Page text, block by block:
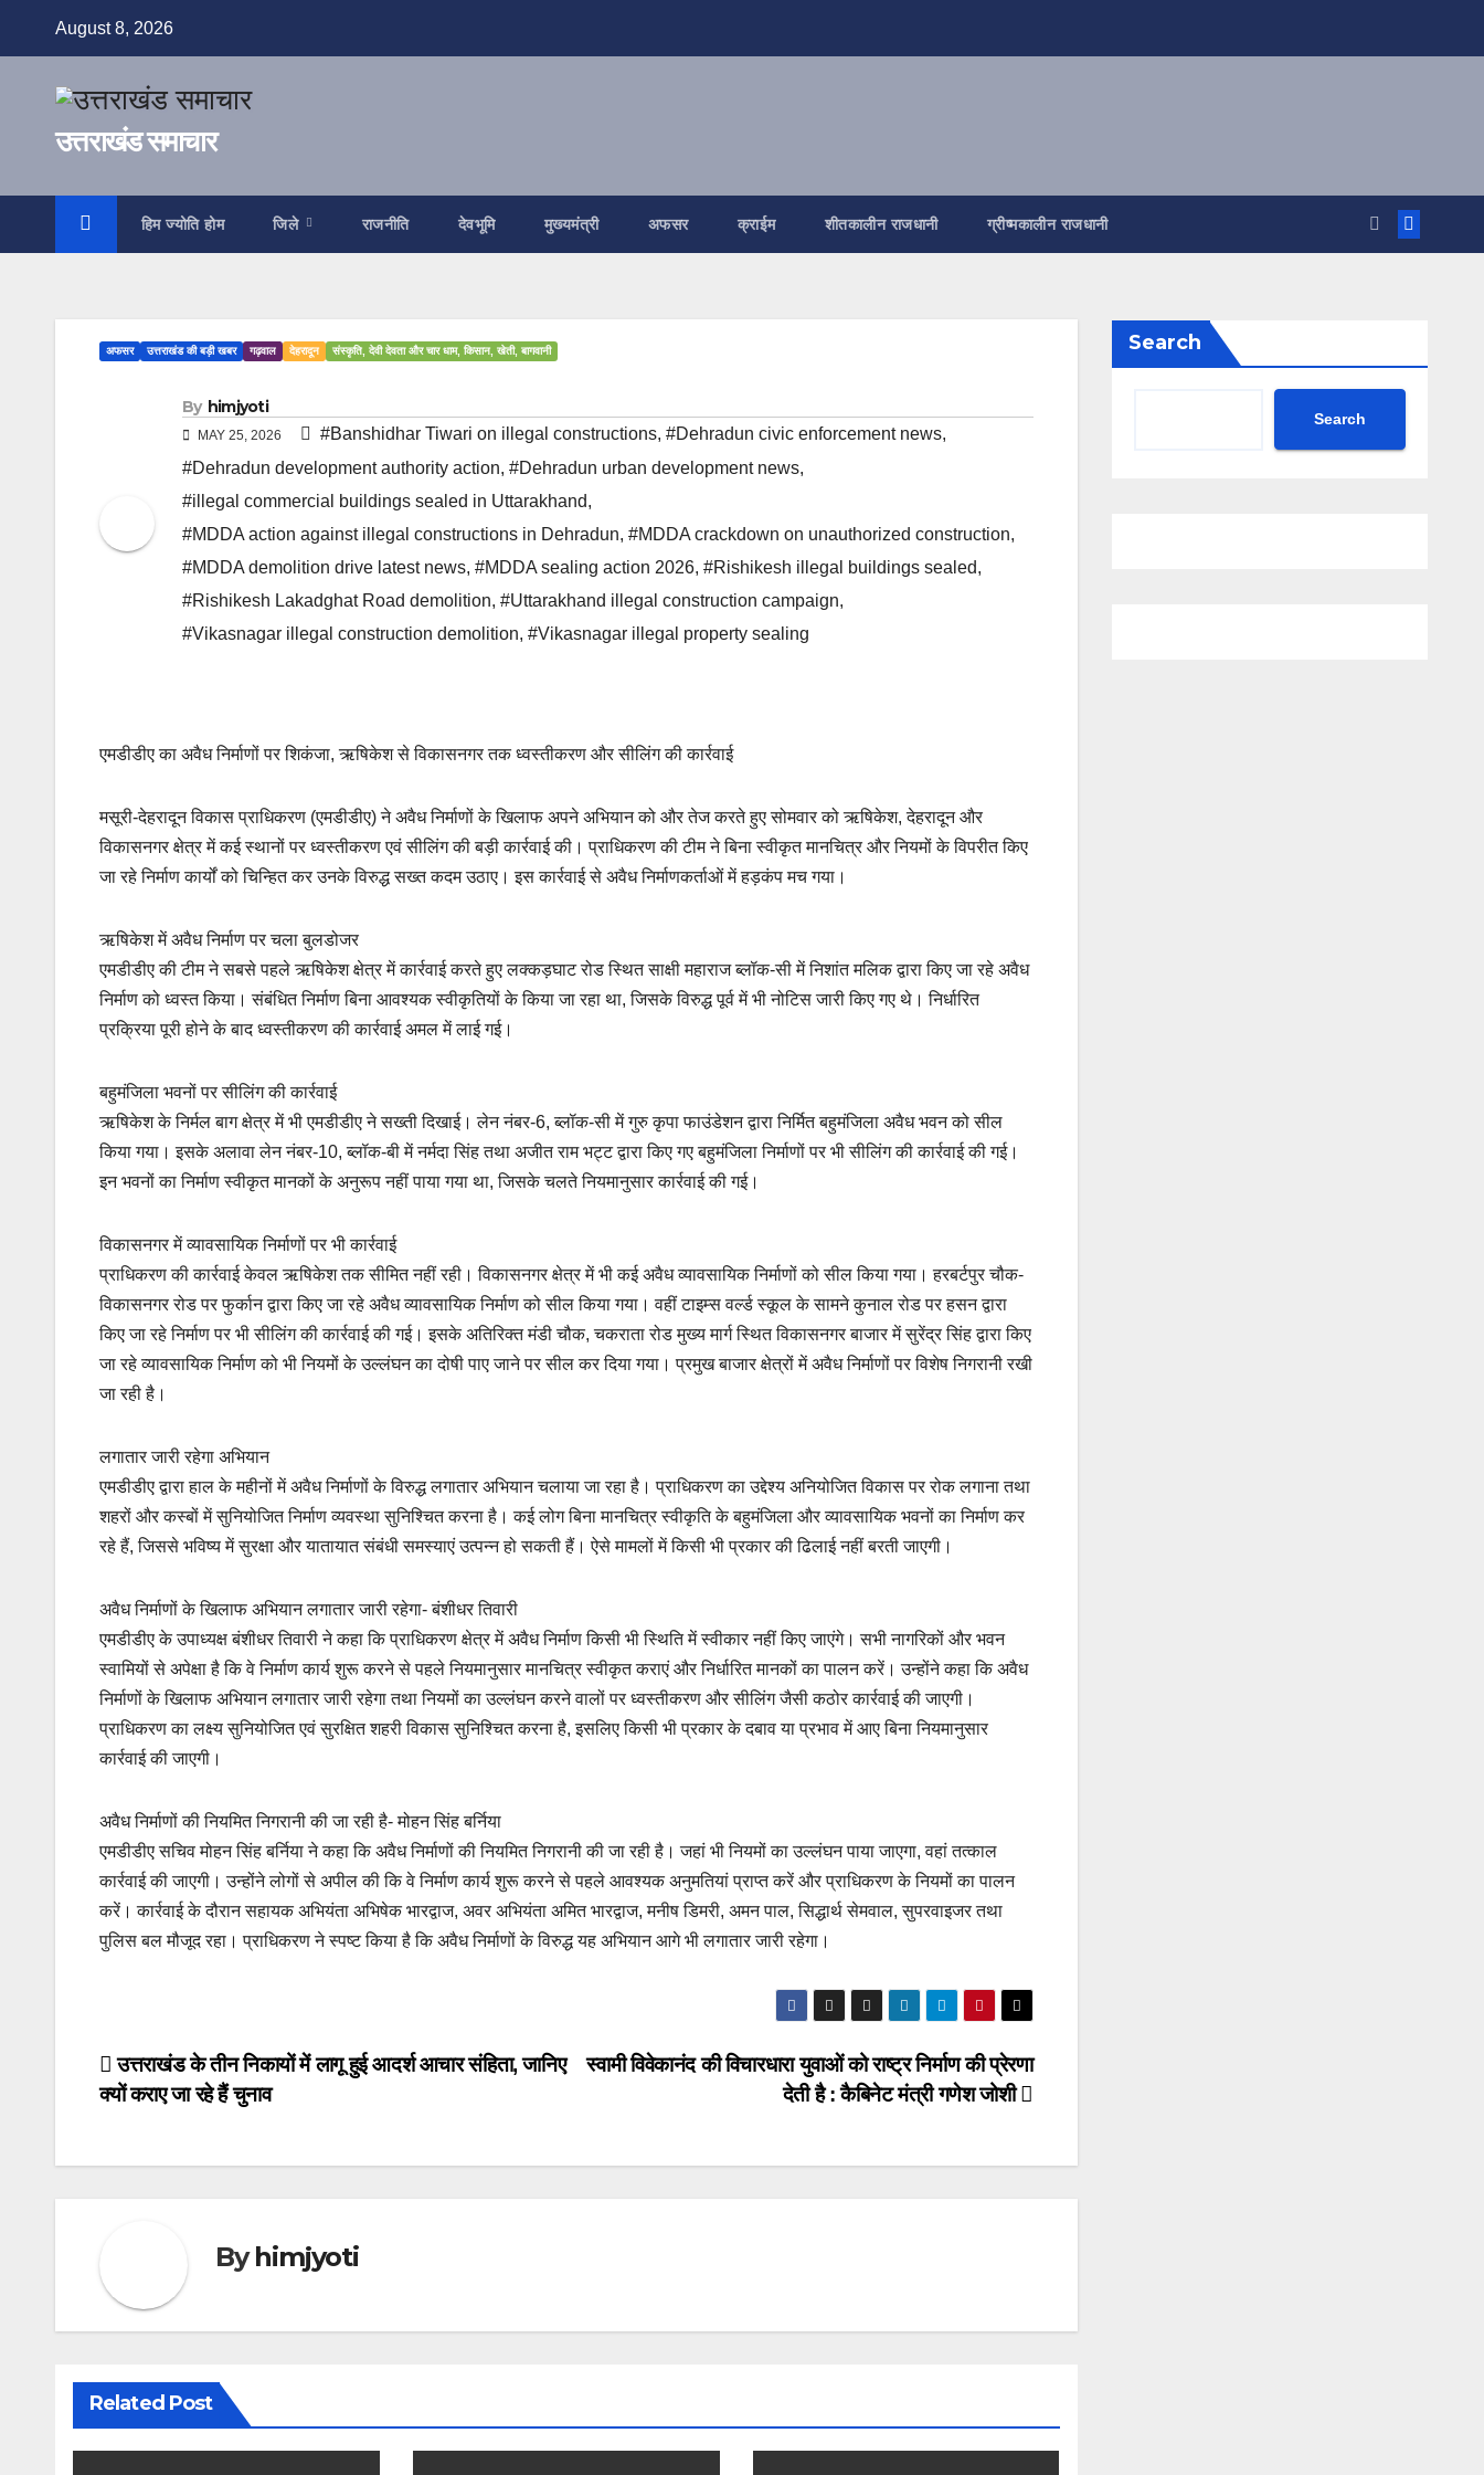
August 8, 2026
उत्तराखंड समाचार
हिम ज्योति होम जिले राजनीति देवभूमि मुख्यमंत्री अफसर क्राईम शीतकालीन राजधानी ग्रीष्मकालीन राजधानी
अफसर उत्तराखंड की बड़ी खबर गढ़वाल देहरादून संस्कृति, देवी देवता और चार धाम, किसान, खेती, बागवानी
By himjyoti
MAY 25, 2026 #Banshidhar Tiwari on illegal constructions, #Dehradun civic enforcement news,
#Dehradun development authority action, #Dehradun urban development news,
#illegal commercial buildings sealed in Uttarakhand,
#MDDA action against illegal constructions in Dehradun, #MDDA crackdown on unauthorized construction,
#MDDA demolition drive latest news, #MDDA sealing action 2026, #Rishikesh illegal buildings sealed,
#Rishikesh Lakadghat Road demolition, #Uttarakhand illegal construction campaign,
#Vikasnagar illegal construction demolition, #Vikasnagar illegal property sealing
एमडीडीए का अवैध निर्माणों पर शिकंजा, ऋषिकेश से विकासनगर तक ध्वस्तीकरण और सीलिंग की कार्रवाई
मसूरी-देहरादून विकास प्राधिकरण (एमडीडीए) ने अवैध निर्माणों के खिलाफ अपने अभियान को और तेज करते हुए सोमवार को ऋषिकेश, देहरादून और
विकासनगर क्षेत्र में कई स्थानों पर ध्वस्तीकरण एवं सीलिंग की बड़ी कार्रवाई की। प्राधिकरण की टीम ने बिना स्वीकृत मानचित्र और नियमों के विपरीत किए
जा रहे निर्माण कार्यों को चिन्हित कर उनके विरुद्ध सख्त कदम उठाए। इस कार्रवाई से अवैध निर्माणकर्ताओं में हड़कंप मच गया।
ऋषिकेश में अवैध निर्माण पर चला बुलडोजर
एमडीडीए की टीम ने सबसे पहले ऋषिकेश क्षेत्र में कार्रवाई करते हुए लक्कड़घाट रोड स्थित साक्षी महाराज ब्लॉक-सी में निशांत मलिक द्वारा किए जा रहे अवैध
निर्माण को ध्वस्त किया। संबंधित निर्माण बिना आवश्यक स्वीकृतियों के किया जा रहा था, जिसके विरुद्ध पूर्व में भी नोटिस जारी किए गए थे। निर्धारित
प्रक्रिया पूरी होने के बाद ध्वस्तीकरण की कार्रवाई अमल में लाई गई।
बहुमंजिला भवनों पर सीलिंग की कार्रवाई
ऋषिकेश के निर्मल बाग क्षेत्र में भी एमडीडीए ने सख्ती दिखाई। लेन नंबर-6, ब्लॉक-सी में गुरु कृपा फाउंडेशन द्वारा निर्मित बहुमंजिला अवैध भवन को सील
किया गया। इसके अलावा लेन नंबर-10, ब्लॉक-बी में नर्मदा सिंह तथा अजीत राम भट्ट द्वारा किए गए बहुमंजिला निर्माणों पर भी सीलिंग की कार्रवाई की गई।
इन भवनों का निर्माण स्वीकृत मानकों के अनुरूप नहीं पाया गया था, जिसके चलते नियमानुसार कार्रवाई की गई।
विकासनगर में व्यावसायिक निर्माणों पर भी कार्रवाई
प्राधिकरण की कार्रवाई केवल ऋषिकेश तक सीमित नहीं रही। विकासनगर क्षेत्र में भी कई अवैध व्यावसायिक निर्माणों को सील किया गया। हरबर्टपुर चौक-
विकासनगर रोड पर फुर्कान द्वारा किए जा रहे अवैध व्यावसायिक निर्माण को सील किया गया। वहीं टाइम्स वर्ल्ड स्कूल के सामने कुनाल रोड पर हसन द्वारा
किए जा रहे निर्माण पर भी सीलिंग की कार्रवाई की गई। इसके अतिरिक्त मंडी चौक, चकराता रोड मुख्य मार्ग स्थित विकासनगर बाजार में सुरेंद्र सिंह द्वारा किए
जा रहे व्यावसायिक निर्माण को भी नियमों के उल्लंघन का दोषी पाए जाने पर सील कर दिया गया। प्रमुख बाजार क्षेत्रों में अवैध निर्माणों पर विशेष निगरानी रखी
जा रही है।
लगातार जारी रहेगा अभियान
एमडीडीए द्वारा हाल के महीनों में अवैध निर्माणों के विरुद्ध लगातार अभियान चलाया जा रहा है। प्राधिकरण का उद्देश्य अनियोजित विकास पर रोक लगाना तथा
शहरों और कस्बों में सुनियोजित निर्माण व्यवस्था सुनिश्चित करना है। कई लोग बिना मानचित्र स्वीकृति के बहुमंजिला और व्यावसायिक भवनों का निर्माण कर
रहे हैं, जिससे भविष्य में सुरक्षा और यातायात संबंधी समस्याएं उत्पन्न हो सकती हैं। ऐसे मामलों में किसी भी प्रकार की ढिलाई नहीं बरती जाएगी।
अवैध निर्माणों के खिलाफ अभियान लगातार जारी रहेगा- बंशीधर तिवारी
एमडीडीए के उपाध्यक्ष बंशीधर तिवारी ने कहा कि प्राधिकरण क्षेत्र में अवैध निर्माण किसी भी स्थिति में स्वीकार नहीं किए जाएंगे। सभी नागरिकों और भवन
स्वामियों से अपेक्षा है कि वे निर्माण कार्य शुरू करने से पहले नियमानुसार मानचित्र स्वीकृत कराएं और निर्धारित मानकों का पालन करें। उन्होंने कहा कि अवैध
निर्माणों के खिलाफ अभियान लगातार जारी रहेगा तथा नियमों का उल्लंघन करने वालों पर ध्वस्तीकरण और सीलिंग जैसी कठोर कार्रवाई की जाएगी।
प्राधिकरण का लक्ष्य सुनियोजित एवं सुरक्षित शहरी विकास सुनिश्चित करना है, इसलिए किसी भी प्रकार के दबाव या प्रभाव में आए बिना नियमानुसार
कार्रवाई की जाएगी।
अवैध निर्माणों की नियमित निगरानी की जा रही है- मोहन सिंह बर्निया
एमडीडीए सचिव मोहन सिंह बर्निया ने कहा कि अवैध निर्माणों की नियमित निगरानी की जा रही है। जहां भी नियमों का उल्लंघन पाया जाएगा, वहां तत्काल
कार्रवाई की जाएगी। उन्होंने लोगों से अपील की कि वे निर्माण कार्य शुरू करने से पहले आवश्यक अनुमतियां प्राप्त करें और प्राधिकरण के नियमों का पालन
करें। कार्रवाई के दौरान सहायक अभियंता अभिषेक भारद्वाज, अवर अभियंता अमित भारद्वाज, मनीष डिमरी, अमन पाल, सिद्धार्थ सेमवाल, सुपरवाइजर तथा
पुलिस बल मौजूद रहा। प्राधिकरण ने स्पष्ट किया है कि अवैध निर्माणों के विरुद्ध यह अभियान आगे भी लगातार जारी रहेगा।
Post
navigation
स्वामी विवेकानंद की विचारधारा युवाओं को राष्ट्र निर्माण की प्रेरणा
देती है : कैबिनेट मंत्री गणेश जोशी
उत्तराखंड के तीन निकायों में लागू हुई आदर्श आचार संहिता, जानिए
क्यों कराए जा रहे हैं चुनाव
Byhimjyoti
Related Post
Search
Search